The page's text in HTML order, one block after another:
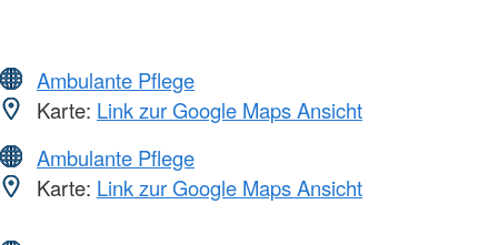
Ambulante Pflege
Karte: Link zur Google Maps Ansicht
Ambulante Pflege
Karte: Link zur Google Maps Ansicht